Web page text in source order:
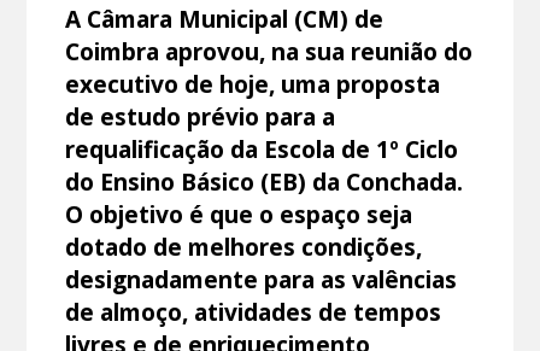
A Câmara Municipal (CM) de
Coimbra aprovou, na sua reunião do
executivo de hoje, uma proposta
de estudo prévio para a
requalificação da Escola de 1º Ciclo
do Ensino Básico (EB) da Conchada.
O objetivo é que o espaço seja
dotado de melhores condições,
designadamente para as valências
de almoço, atividades de tempos
livres e de enriquecimento